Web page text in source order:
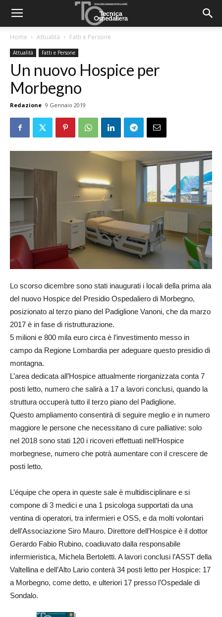
Home Attualità Fatti e Persone
Attualità Fatti e Persone
Un nuovo Hospice per
Morbegno
Redazione 9 Gennaio 2019
Lo scorso dicembre sono stati inaugurati i locali della prima ala
del nuovo Hospice del Presidio Ospedaliero di Morbegno,
posizionato al terzo piano del Padiglione Vanoni, che da marzo
2017 è in fase di ristrutturazione.
5 milioni e 800 mila euro circa è l’investimento messo in
campo da Regione Lombardia per adeguare questo presidio di
montagna.
L’area dedicata all’Hospice attualmente riorganizzata conta 7
posti letto, numero che salirà a 17 a lavori conclusi, quando la
struttura occuperà tutto il terzo piano del Padiglione.
Questo ampliamento consentirà di seguire meglio e in numero
maggiore le persone che necessitano di cure palliative: solo
nel 2018 sono stati 120 i ricoveri effettuati nell’Hospice
morbegnese, numero che potrà aumentare con il crescere de
posti letto.
L’équipe che opera in queste sale è multidisciplinare e si
compone di 3 medici e una 1 psicologa supportati da una
ventina di operatori, tra infermieri e OSS, e da molti volontari
dell’Associazione Siro Mauro. Direttore dell’Hospice è il dottor
Gerardo Fabio Rubino, coadiuvato dalla responsabile
infermieristica, Michela Bertoletti. A lavori conclusi l’ASST della
Valtellina e dell’Alto Lario conterà 34 posti letto per Hospice: 17
a Morbegno, come detto, e ulteriori 17 presso l’Ospedale di
Sondalo.